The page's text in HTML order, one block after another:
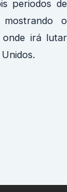
periodos de
o
onde irá lutar